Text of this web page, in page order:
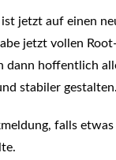
jetzt auf einen
jetzt vollen
dann hoffentlich
stabiler gestalten.
falls